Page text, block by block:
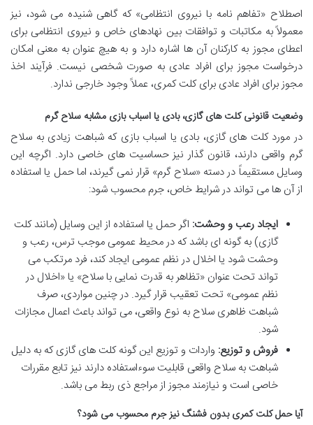
اصطلاح «تفاهم نامه با نیروی انتظامی» که گاهی شنیده می شود، نیز
معمولاً به مکاتبات و توافقات بین نهادهای خاص و نیروی انتظامی برای
اعطای مجوز به کارکنان آن ها اشاره دارد و به هیچ عنوان به معنی امکان
درخواست مجوز برای افراد عادی به صورت شخصی نیست. فرآیند اخذ
مجوز برای افراد عادی برای کلت کمری، عملاً وجود خارجی ندارد.
وضعیت قانونی کلت های گازی، بادی یا اسباب بازی مشابه سلاح گرم
در مورد کلت های گازی، بادی یا اسباب بازی که شباهت زیادی به سلاح
گرم واقعی دارند، قانون گذار نیز حساسیت های خاصی دارد. اگرچه این
وسایل مستقیماً در دسته «سلاح گرم» قرار نمی گیرند، اما حمل یا استفاده
از آن ها می تواند در شرایط خاص، جرم محسوب شود:
ایجاد رعب و وحشت: اگر حمل یا استفاده از این وسایل (مانند کلت
گازی) به گونه ای باشد که در محیط عمومی موجب ترس، رعب و
وحشت شود یا اخلال در نظم عمومی ایجاد کند، فرد مرتکب می
تواند تحت عنوان «تظاهر به قدرت نمایی با سلاح» یا «اخلال در
نظم عمومی» تحت تعقیب قرار گیرد. در چنین مواردی، صرف
شباهت ظاهری سلاح به نوع واقعی، می تواند باعث اعمال مجازات
شود.
فروش و توزیع: واردات و توزیع این گونه کلت های گازی که به دلیل
شباهت به سلاح واقعی قابلیت سوءاستفاده دارند نیز تابع مقررات
خاصی است و نیازمند مجوز از مراجع ذی ربط می باشد.
آیا حمل کلت کمری بدون فشنگ نیز جرم محسوب می شود؟